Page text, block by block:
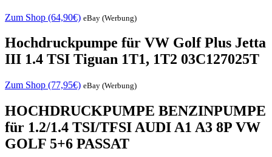
Zum Shop (64,90€) eBay (Werbung)
Hochdruckpumpe für VW Golf Plus Jetta
III 1.4 TSI Tiguan 1T1, 1T2 03C127025T
Zum Shop (77,95€) eBay (Werbung)
HOCHDRUCKPUMPE BENZINPUMPE
für 1.2/1.4 TSI/TFSI AUDI A1 A3 8P VW
GOLF 5+6 PASSAT